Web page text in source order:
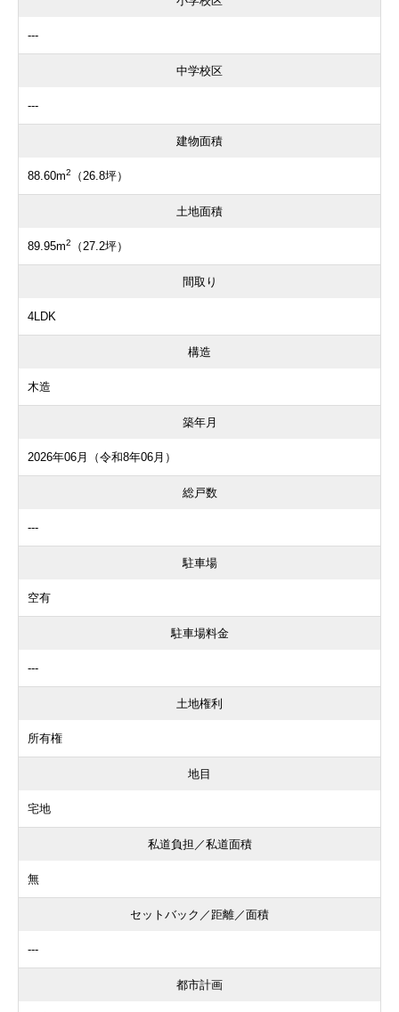
---
中学校区
---
建物面積
88.60m2 （26.8坪）
土地面積
89.95m2 （27.2坪）
間取り
4LDK
構造
木造
築年月
2026年06月（令和8年06月）
総戸数
---
駐車場
空有
駐車場料金
---
土地権利
所有権
地目
宅地
私道負担／私道面積
無
セットバック／距離／面積
---
都市計画